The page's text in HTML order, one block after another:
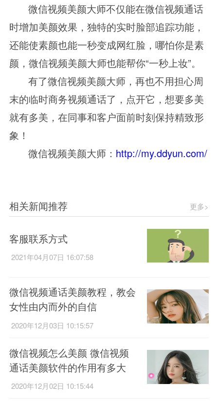
微信视频美颜大师不仅能在微信视频通话
时增加美颜效果，独特的实时脸部追踪功能，
还能使素颜也能一秒变成网红脸，哪怕你是素
颜，微信视频美颜大师也能帮你“一秒上妆”。
有了微信视频美颜大师，再也不用担心周
末的临时商务视频通话了，点开它，想要多美
就有多美，在同事和客户面前时刻保持精致形
象！
微信视频美颜大师： http://my.ddyun.com/
相关新闻推荐 更多>
客服联系方式
2021年04月07日 16:07:58
微信视频通话美颜教程，教会
女性由内而外的自信
2020年12月03日 10:15:57
微信视频怎么美颜 微信视频
通话美颜软件的作用有多大
2020年12月02日 10:15:44